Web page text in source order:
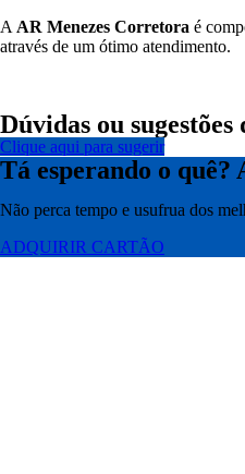
A AR Menezes Corretora é
através de um ótimo atendimento.
Dúvidas ou sugestões
Clique aqui para sugerir
Tá esperando o quê?
Não perca tempo e usufrua dos
ADQUIRIR CARTÃO